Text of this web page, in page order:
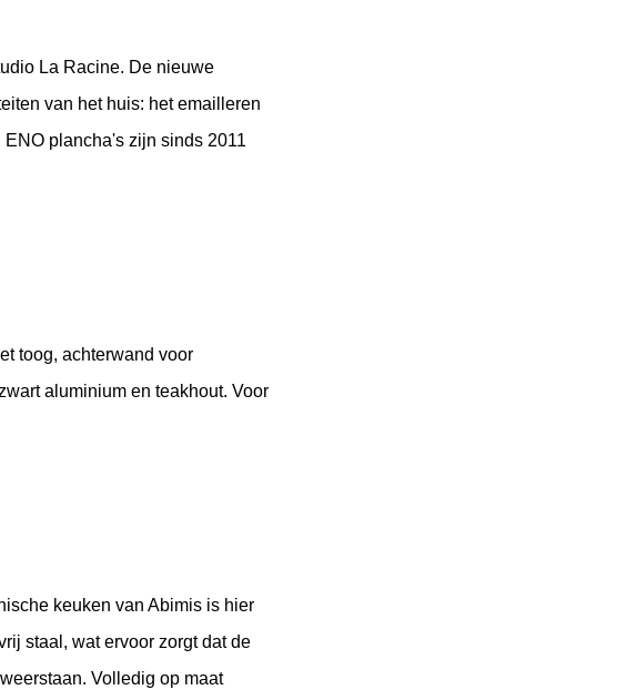
La Racine. De nieuwe
van het huis: het emailleren
plancha's zijn sinds 2011
toog, achterwand voor
aluminium en teakhout. Voor
keuken van Abimis is hier
staal, wat ervoor zorgt dat de
Volledig op maat